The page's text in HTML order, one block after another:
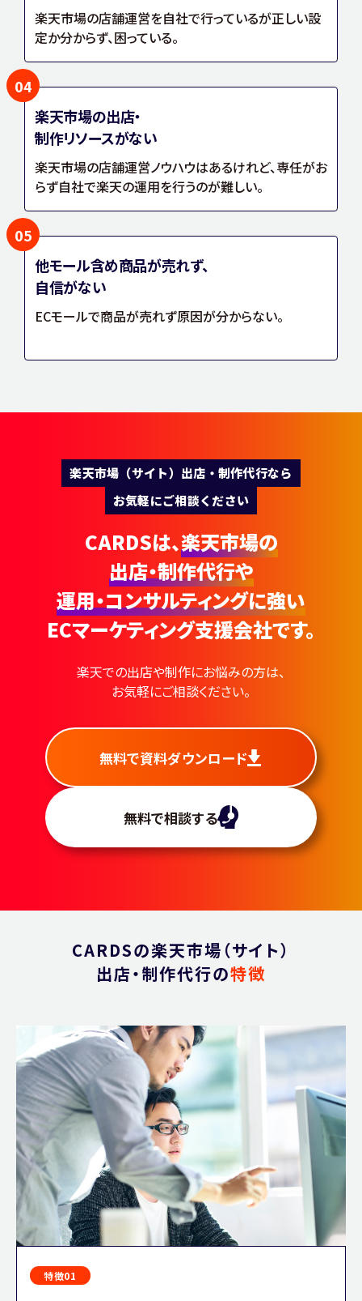
楽天市場の店舗運営を自社で行っているが正しい設
定か分からず、困っている。
04
楽天市場の出店・
制作リソースがない
楽天市場の店舗運営ノウハウはあるけれど、専任がお
らず自社で楽天の運用を行うのが難しい。
05
他モール含め商品が売れず、
自信がない
ECモールで商品が売れず原因が分からない。
楽天市場（サイト）出店・制作代行なら
お気軽にご相談ください
CARDSは、楽天市場の
出店・制作代行や
運用・コンサルティングに強い
ECマーケティング支援会社です。
楽天での出店や制作にお悩みの方は、
お気軽にご相談ください。
無料で資料ダウンロード
無料で相談する
CARDSの楽天市場（サイト）
出店・制作代行の特徴
特徴01